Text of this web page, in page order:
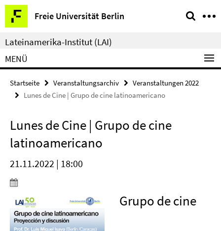
Springe
direkt
zu
Inhalt
Freie Universität Berlin
Service-
Navigation
Lateinamerika-Institut (LAI)
MENÜ
Startseite Veranstaltungsarchiv
Veranstaltungen 2022
Lunes de Cine | Grupo de cine latinoamericano
Lunes de Cine | Grupo de cine
latinoamericano
21.11.2022 | 18:00
Grupo de cine